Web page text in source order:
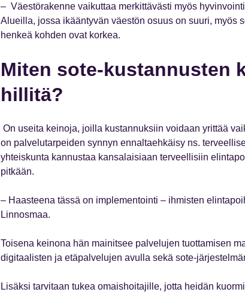
– Väestörakenne vaikuttaa merkittävästi myös
Alueilla, jossa ikääntyvän väestön osuus on suuri, myös
henkeä kohden ovat korkea.
Miten sote-kustannusten
hillitä?
On useita keinoja, joilla kustannuksiin voidaan yrittää
on palvelutarpeiden synnyn ennaltaehkäisy ns.
yhteiskunta kannustaa kansalaisiaan terveellisiin
pitkään.
– Haasteena tässä on implementointi – ihmisten
Linnosmaa.
Toisena keinona hän mainitsee palvelujen tuottamisen
digitaalisten ja etäpalvelujen avulla sekä sote-
Lisäksi tarvitaan tukea omaishoitajille, jotta heidän